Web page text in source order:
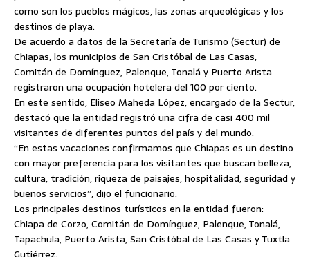
como son los pueblos mágicos, las zonas arqueológicas y los
destinos de playa.
De acuerdo a datos de la Secretaría de Turismo (Sectur) de
Chiapas, los municipios de San Cristóbal de Las Casas,
Comitán de Domínguez, Palenque, Tonalá y Puerto Arista
registraron una ocupación hotelera del 100 por ciento.
En este sentido, Eliseo Maheda López, encargado de la Sectur,
destacó que la entidad registró una cifra de casi 400 mil
visitantes de diferentes puntos del país y del mundo.
“En estas vacaciones confirmamos que Chiapas es un destino
con mayor preferencia para los visitantes que buscan belleza,
cultura, tradición, riqueza de paisajes, hospitalidad, seguridad y
buenos servicios”, dijo el funcionario.
Los principales destinos turísticos en la entidad fueron:
Chiapa de Corzo, Comitán de Domínguez, Palenque, Tonalá,
Tapachula, Puerto Arista, San Cristóbal de Las Casas y Tuxtla